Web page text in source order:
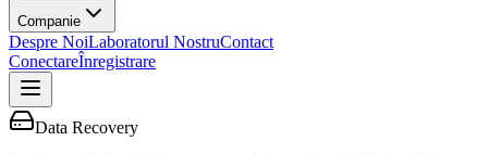
Companie
Despre NoiLaboratorul NostruContact
ConectareÎnregistrare
Data Recovery